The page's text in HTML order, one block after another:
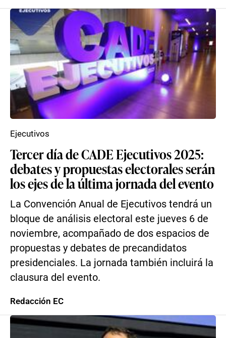
Tercer día de CADE Ejecutivos 2025:
debates y propuestas electorales serán
los ejes de la última jornada del evento
La Convención Anual de Ejecutivos tendrá un
bloque de análisis electoral este jueves 6 de
noviembre, acompañado de dos espacios de
propuestas y debates de precandidatos
presidenciales. La jornada también incluirá la
clausura del evento.
Ejecutivos
Redacción EC